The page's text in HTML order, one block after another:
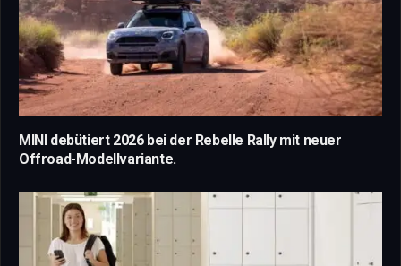
MINI debütiert 2026 bei der Rebelle Rally mit neuer
Offroad-Modellvariante.